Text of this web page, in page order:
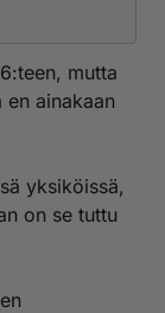
mutta
ainakaan
yksiköissä,
on se tuttu